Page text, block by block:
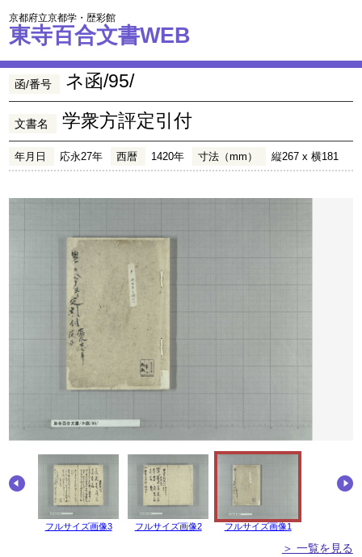
京都府立京都学・歴彩館
東寺百合文書WEB
函/番号 ネ函/95/
文書名 学衆方評定引付
年月日 応永27年 西暦 1420年 寸法（mm） 縦267 x 横181
フルサイズ画像3 フルサイズ画像2 フルサイズ画像1
＞ 一覧を見る